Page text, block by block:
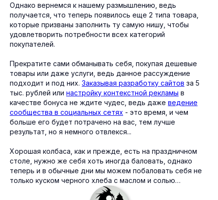
Однако вернемся к нашему размышлению, ведь
получается, что теперь появилось еще 2 типа товара,
которые призваны заполнить ту самую нишу, чтобы
удовлетворить потребности всех категорий
покупателей.
Прекратите сами обманывать себя, покупая дешевые
товары или даже услуги, ведь данное рассуждение
подходит и под них. Заказывая разработку сайтов за 5
тыс. рублей или настройку контекстной рекламы в
качестве бонуса не ждите чудес, ведь даже ведение
сообщества в социальных сетях - это время, и чем
больше его будет потрачено на вас, тем лучше
результат, но я немного отвлекся...
Хорошая колбаса, как и прежде, есть на праздничном
столе, нужно же себя хоть иногда баловать, однако
теперь и в обычные дни мы можем побаловать себя не
только куском черного хлеба с маслом и солью…